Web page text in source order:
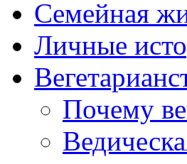
Семейная
Личные
Почему